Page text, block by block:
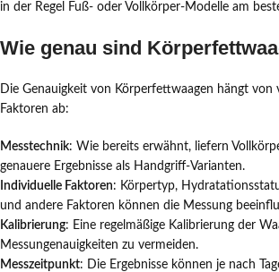
in der Regel Fuß- oder Vollkörper-Modelle am
Wie genau sind
Die Genauigkeit von Körperfettwaagen hängt von
Faktoren ab:
Messtechnik: Wie bereits erwähnt, liefern
genauere Ergebnisse als Handgriff-Varianten.
Individuelle Faktoren: Körpertyp,
und andere Faktoren können die Messung
Kalibrierung: Eine regelmäßige Kalibrierung der
Messungenauigkeiten zu vermeiden.
Messzeitpunkt: Die Ergebnisse können je nach